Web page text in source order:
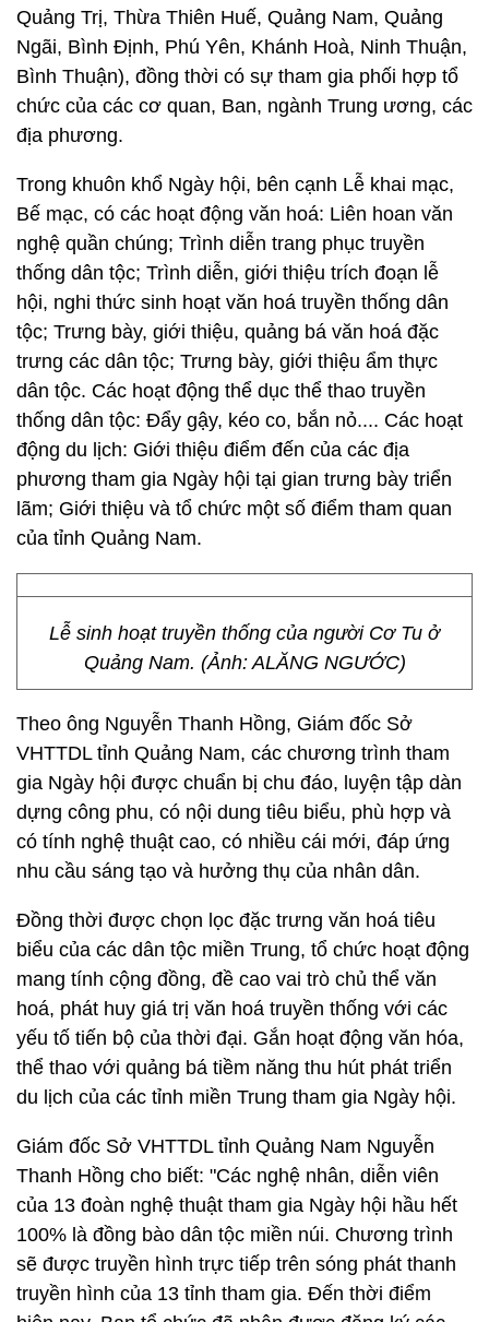
Quảng Trị, Thừa Thiên Huế, Quảng Nam, Quảng
Ngãi, Bình Định, Phú Yên, Khánh Hoà, Ninh Thuận,
Bình Thuận), đồng thời có sự tham gia phối hợp tổ
chức của các cơ quan, Ban, ngành Trung ương, các
địa phương.
Trong khuôn khổ Ngày hội, bên cạnh Lễ khai mạc,
Bế mạc, có các hoạt động văn hoá: Liên hoan văn
nghệ quần chúng; Trình diễn trang phục truyền
thống dân tộc; Trình diễn, giới thiệu trích đoạn lễ
hội, nghi thức sinh hoạt văn hoá truyền thống dân
tộc; Trưng bày, giới thiệu, quảng bá văn hoá đặc
trưng các dân tộc; Trưng bày, giới thiệu ẩm thực
dân tộc. Các hoạt động thể dục thể thao truyền
thống dân tộc: Đẩy gậy, kéo co, bắn nỏ.... Các hoạt
động du lịch: Giới thiệu điểm đến của các địa
phương tham gia Ngày hội tại gian trưng bày triển
lãm; Giới thiệu và tổ chức một số điểm tham quan
của tỉnh Quảng Nam.
Lễ sinh hoạt truyền thống của người Cơ Tu ở
Quảng Nam. (Ảnh: ALĂNG NGƯỚC)
Theo ông Nguyễn Thanh Hồng, Giám đốc Sở
VHTTDL tỉnh Quảng Nam, các chương trình tham
gia Ngày hội được chuẩn bị chu đáo, luyện tập dàn
dựng công phu, có nội dung tiêu biểu, phù hợp và
có tính nghệ thuật cao, có nhiều cái mới, đáp ứng
nhu cầu sáng tạo và hưởng thụ của nhân dân.
Đồng thời được chọn lọc đặc trưng văn hoá tiêu
biểu của các dân tộc miền Trung, tổ chức hoạt động
mang tính cộng đồng, đề cao vai trò chủ thể văn
hoá, phát huy giá trị văn hoá truyền thống với các
yếu tố tiến bộ của thời đại. Gắn hoạt động văn hóa,
thể thao với quảng bá tiềm năng thu hút phát triển
du lịch của các tỉnh miền Trung tham gia Ngày hội.
Giám đốc Sở VHTTDL tỉnh Quảng Nam Nguyễn
Thanh Hồng cho biết: "Các nghệ nhân, diễn viên
của 13 đoàn nghệ thuật tham gia Ngày hội hầu hết
100% là đồng bào dân tộc miền núi. Chương trình
sẽ được truyền hình trực tiếp trên sóng phát thanh
truyền hình của 13 tỉnh tham gia. Đến thời điểm